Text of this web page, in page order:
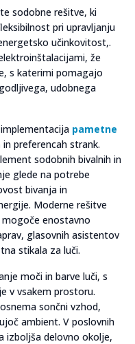
sodobne rešitve, ki
pri upravljanju
učinkovitost,.
že
s katerimi pomagajo
udobnega
pametne
preferencah strank.
sodobnih bivalnih in
glede na potrebe
bivanja in
Moderne rešitve
enostavno
glasovnih asistentov
stikala za luči.
moči in barve luči, s
v vsakem prostoru.
sončni vzhod,
ambient. V poslovnih
izboljša delovno okolje,